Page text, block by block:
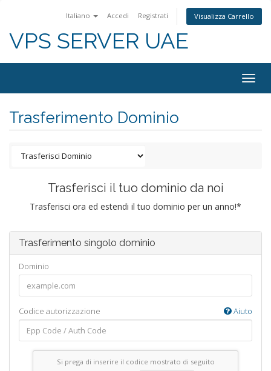
Italiano Accedi Registrati Visualizza Carrello
VPS SERVER UAE
Trasferimento Dominio
Trasferisci il tuo dominio da noi
Trasferisci ora ed estendi il tuo dominio per un anno!*
Trasferimento singolo dominio
Dominio
Codice autorizzazione Aiuto
Si prega di inserire il codice mostrato di seguito